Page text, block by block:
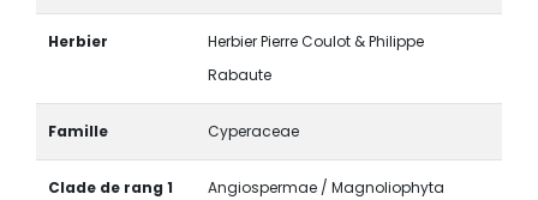
Herbier
Herbier Pierre Coulot & Philippe
Rabaute
Famille Cyperaceae
Clade de rang 1
Angiospermae / Magnoliophyta